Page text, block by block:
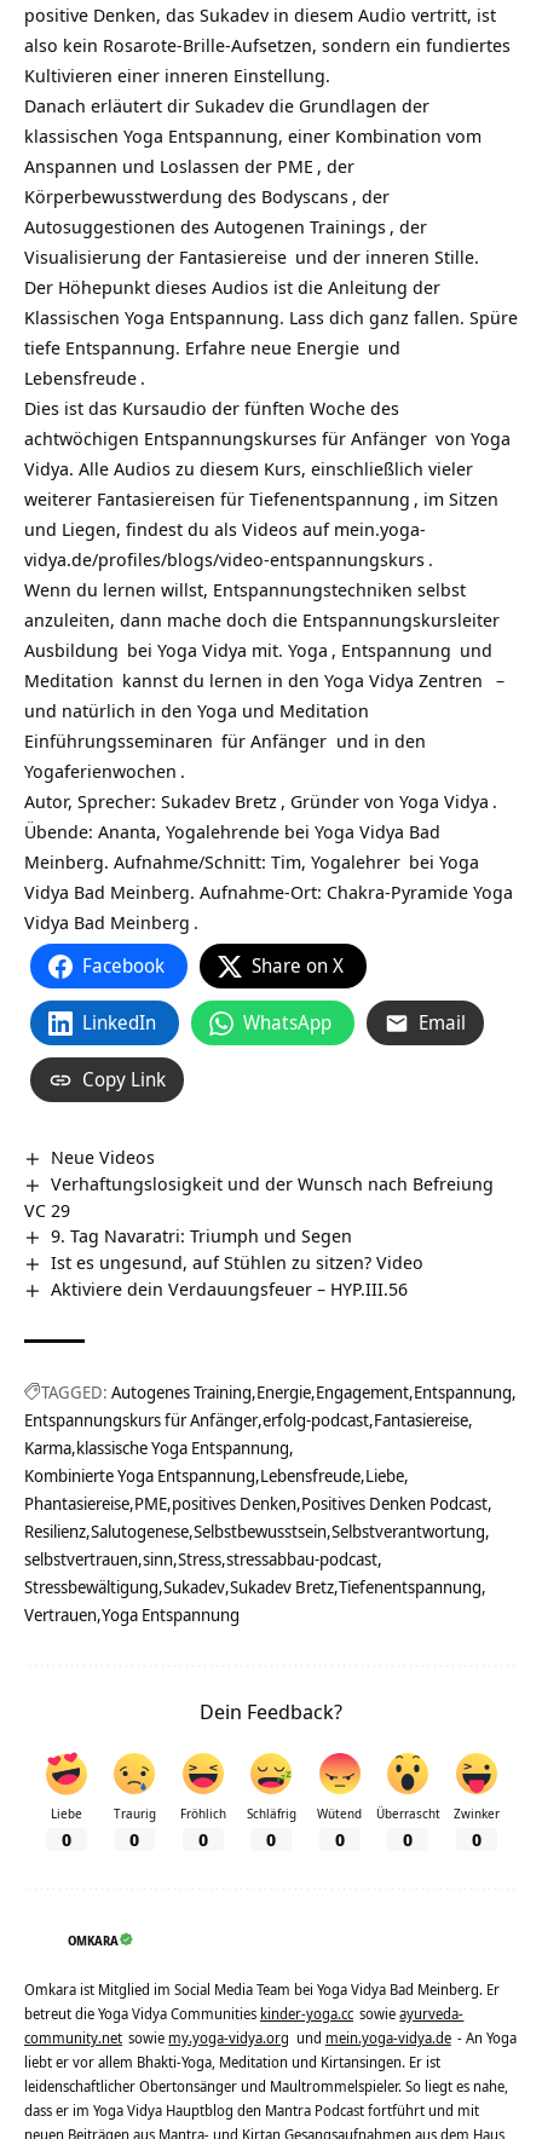
positive Denken, das Sukadev in diesem Audio vertritt, ist
also kein Rosarote-Brille-Aufsetzen, sondern ein fundiertes
Kultivieren einer inneren Einstellung.
Danach erläutert dir Sukadev die Grundlagen der
klassischen Yoga Entspannung, einer Kombination vom
Anspannen und Loslassen der PME , der
Körperbewusstwerdung des Bodyscans , der
Autosuggestionen des Autogenen Trainings , der
Visualisierung der Fantasiereise und der inneren Stille.
Der Höhepunkt dieses Audios ist die Anleitung der
Klassischen Yoga Entspannung. Lass dich ganz fallen. Spüre
tiefe Entspannung. Erfahre neue Energie und
Lebensfreude .
Dies ist das Kursaudio der fünften Woche des
achtwöchigen Entspannungskurses für Anfänger von Yoga
Vidya. Alle Audios zu diesem Kurs, einschließlich vieler
weiterer Fantasiereisen für Tiefenentspannung , im Sitzen
und Liegen, findest du als Videos auf mein.yoga-
vidya.de/profiles/blogs/video-entspannungskurs .
Wenn du lernen willst, Entspannungstechniken selbst
anzuleiten, dann mache doch die Entspannungskursleiter
Ausbildung bei Yoga Vidya mit. Yoga , Entspannung und
Meditation kannst du lernen in den Yoga Vidya Zentren –
und natürlich in den Yoga und Meditation
Einführungsseminaren für Anfänger und in den
Yogaferienwochen .
Autor, Sprecher: Sukadev Bretz , Gründer von Yoga Vidya .
Übende: Ananta, Yogalehrende bei Yoga Vidya Bad
Meinberg. Aufnahme/Schnitt: Tim, Yogalehrer bei Yoga
Vidya Bad Meinberg. Aufnahme-Ort: Chakra-Pyramide Yoga
Vidya Bad Meinberg .
Facebook Share on X
LinkedIn WhatsApp Email
Copy Link
Neue Videos
Verhaftungslosigkeit und der Wunsch nach Befreiung
VC 29
9. Tag Navaratri: Triumph und Segen
Ist es ungesund, auf Stühlen zu sitzen? Video
Aktiviere dein Verdauungsfeuer – HYP.III.56
TAGGED: Autogenes Training Energie Engagement Entspannung
Entspannungskurs für Anfänger erfolg-podcast Fantasiereise
Karma klassische Yoga Entspannung
Kombinierte Yoga Entspannung Lebensfreude Liebe
Phantasiereise PME positives Denken Positives Denken Podcast
Resilienz Salutogenese Selbstbewusstsein Selbstverantwortung
selbstvertrauen sinn Stress stressabbau-podcast
Stressbewältigung Sukadev Sukadev Bretz Tiefenentspannung
Vertrauen Yoga Entspannung
Dein Feedback?
Liebe
0
Traurig
0
Fröhlich
0
Schläfrig
0
Wütend
0
Überrascht
0
Zwinker
0
OMKARA
Omkara ist Mitglied im Social Media Team bei Yoga Vidya Bad Meinberg. Er
betreut die Yoga Vidya Communities kinder-yoga.cc sowieayurveda-
community.net sowie my.yoga-vidya.org und mein.yoga-vidya.de - An Yoga
liebt er vor allem Bhakti-Yoga, Meditation und Kirtansingen. Er ist
leidenschaftlicher Obertonsänger und Maultrommelspieler. So liegt es nahe,
dass er im Yoga Vidya Hauptblog den Mantra Podcast fortführt und mit
neuen Beiträgen aus Mantra- und Kirtan Gesangsaufnahmen aus dem Haus